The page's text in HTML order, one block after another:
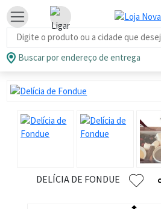
Busca de produtos
Buscar por endereço de entrega
DELÍCIA DE FONDUE